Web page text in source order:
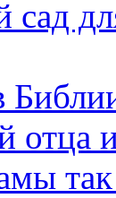
сад
отца